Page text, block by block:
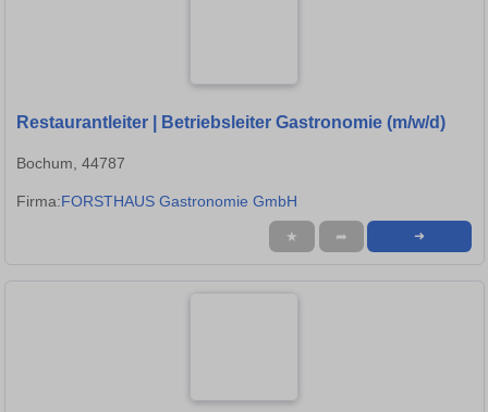
Restaurantleiter | Betriebsleiter Gastronomie (m/w/d)
Bochum, 44787
Firma:FORSTHAUS Gastronomie GmbH
★ ➦ ➜